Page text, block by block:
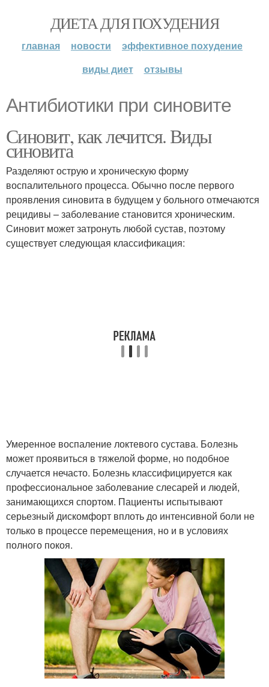
ДИЕТА ДЛЯ ПОХУДЕНИЯ
главная новости
эффективное похудение
виды диет
отзывы
Антибиотики при синовите
Синовит, как лечится. Виды
синовита
Разделяют острую и хроническую форму
воспалительного процесса. Обычно после первого
проявления синовита в будущем у больного отмечаются
рецидивы – заболевание становится хроническим.
Синовит может затронуть любой сустав, поэтому
существует следующая классификация:
Умеренное воспаление локтевого сустава. Болезнь
может проявиться в тяжелой форме, но подобное
случается нечасто. Болезнь классифицируется как
профессиональное заболевание слесарей и людей,
занимающихся спортом. Пациенты испытывают
серьезный дискомфорт вплоть до интенсивной боли не
только в процессе перемещения, но и в условиях
полного покоя.